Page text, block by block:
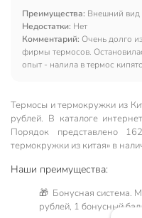
Преимущества: Внешний вид
Недостатки: Нет
Комментарий: Очень долго
фирмы термосов.
опыт - налила в термос
Термосы и термокружки из
рублей. В каталоге
Порядок представлено
термокружки из китая» в
Наши преимущества:
🎁 Бонусная система.
рублей, 1 бонусный